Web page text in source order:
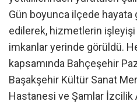
Gün boyunca ilçede
edilerek, hizmetlerin
imkanlar yerinde görüldü.
kapsamında Bahçeşehir
Başakşehir Kültür Sanat
Hastanesi ve Şamlar İzcilik